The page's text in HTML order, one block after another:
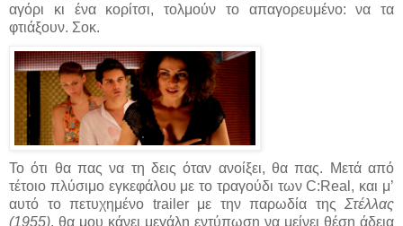
αγόρι κι ένα κορίτσι, τολμούν το απαγορευμένο: να τα
φτιάξουν. Σοκ.
Το ότι θα πας να τη δεις όταν ανοίξει, θα πας. Μετά από
τέτοιο πλύσιμο εγκεφάλου με το τραγούδι των C:Real, και μ’
αυτό το πετυχημένο trailer με την παρωδία της Στέλλας
(1955), θα μου κάνει μεγάλη εντύπωση να μείνει θέση άδεια